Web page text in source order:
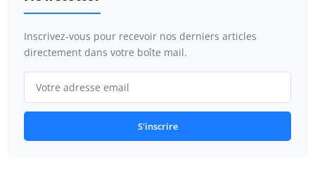
Inscrivez-vous pour recevoir nos derniers articles
directement dans votre boîte mail.
S'inscrire